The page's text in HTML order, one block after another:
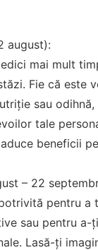
august):
mai mult
Fie că este
sau
tale
beneficii
– 22
pentru a
sau pentru a-
Lasă-ți